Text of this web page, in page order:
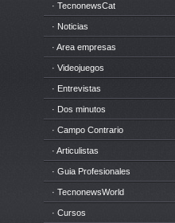
· TecnonewsCat
· Noticias
· Area empresas
· Videojuegos
· Entrevistas
· Dos minutos
· Campo Contrario
· Articulistas
· Guia Profesionales
· TecnonewsWorld
· Cursos